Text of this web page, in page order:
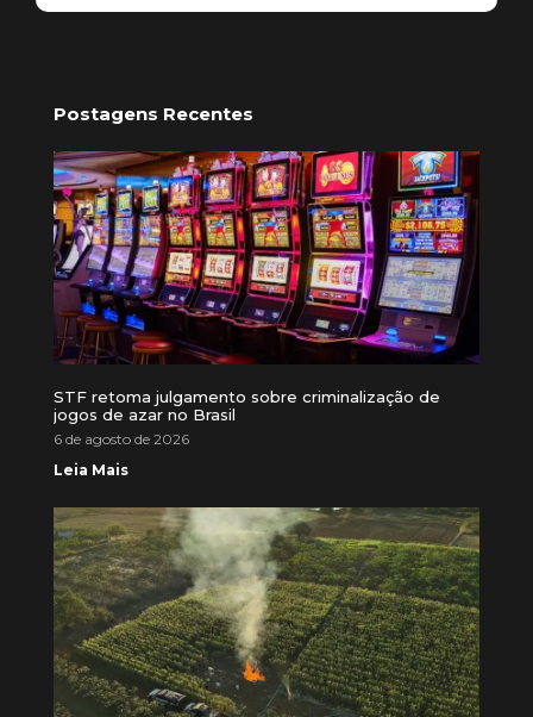
Postagens Recentes
STF retoma julgamento sobre criminalização de
jogos de azar no Brasil
6 de agosto de 2026
Leia Mais